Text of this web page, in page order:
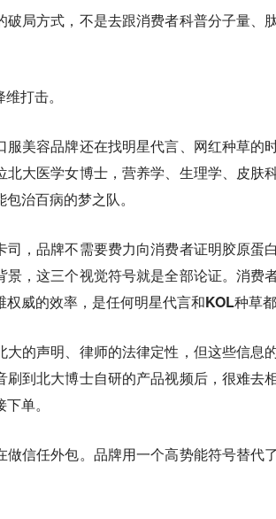
破局方式，不是去跟消费者科普分子量、
打击。
服美容品牌还在找明星代言、网红种草的
北大医学女博士，营养学、生理学、皮肤
治百病的梦之队。
司，品牌不需要费力向消费者证明胶原蛋
景，这三个视觉符号就是全部论证。消费
权威的效率，是任何明星代言和KOL种草都
大的声明、律师的法律定性，但这些信息
刷到北大博士自研的产品视频后，很难去
单。
做信任外包。品牌用一个高势能符号替代